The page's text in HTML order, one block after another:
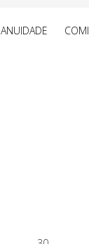
ANUIDADE